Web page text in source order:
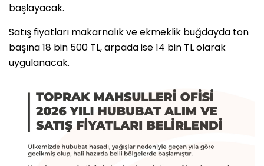
başlayacak.
Satış fiyatları makarnalık ve ekmeklik buğdayda ton
başına 18 bin 500 TL, arpada ise 14 bin TL olarak
uygulanacak.